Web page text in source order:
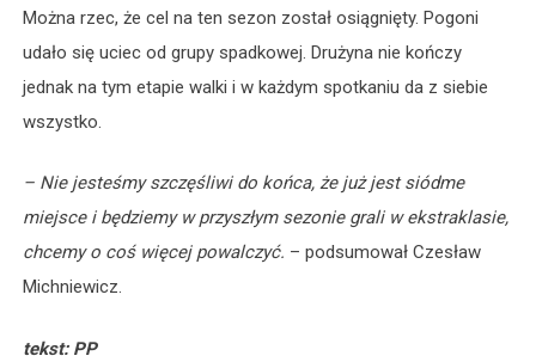
Można rzec, że cel na ten sezon został osiągnięty. Pogoni
udało się uciec od grupy spadkowej. Drużyna nie kończy
jednak na tym etapie walki i w każdym spotkaniu da z siebie
wszystko.
– Nie jesteśmy szczęśliwi do końca, że już jest siódme
miejsce i będziemy w przyszłym sezonie grali w ekstraklasie,
chcemy o coś więcej powalczyć. – podsumował Czesław
Michniewicz.
tekst: PP